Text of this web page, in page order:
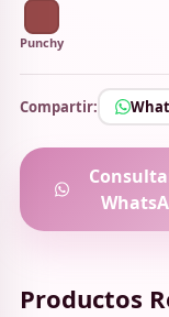
Punchy
Compartir:
Productos